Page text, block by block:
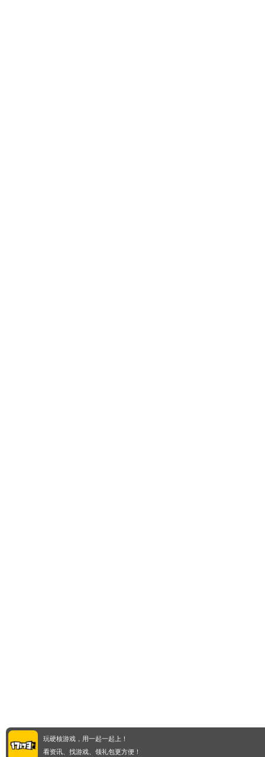
玩硬核游戏，用一起一起上！
看资讯、找游戏、领礼包更方便！